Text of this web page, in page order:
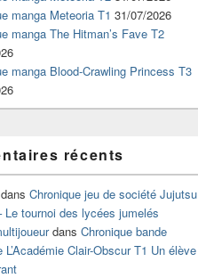
manga Meteoria T1 31/07/2026
manga The Hitman’s Fave T2
manga Blood-Crawling Princess T3
récents
dans Chronique jeu de société Jujutsu
Le tournoi des lycées jumelés
dans Chronique bande
L’Académie Clair-Obscur T1 Un élève